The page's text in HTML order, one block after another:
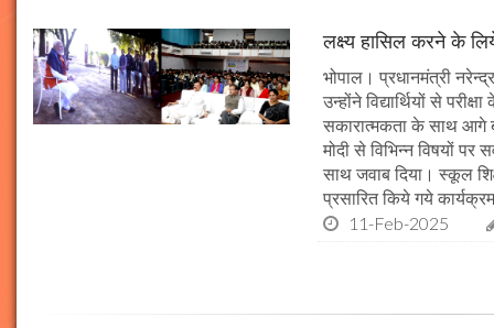
लक्ष्य हासिल करने के
भोपाल। प्रधानमंत्री नरेन्द्र
उन्होंने विद्यार्थियों से
सकारात्मकता के साथ आगे
मोदी से विभिन्न विषयों
साथ जवाब दिया। स्कूल
प्रसारित किये गये
11-Feb-2025